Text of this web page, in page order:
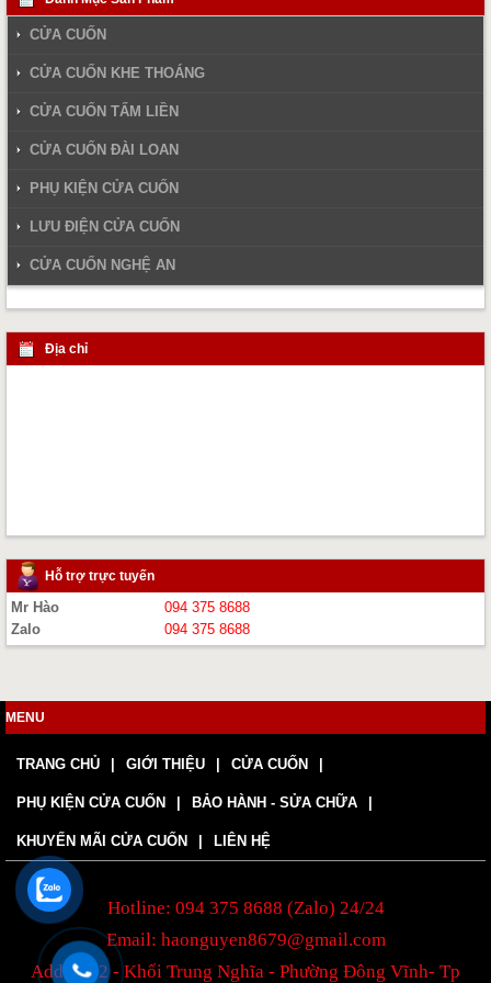
CỬA CUỐN
CỬA CUỐN KHE THOÁNG
CỬA CUỐN TẤM LIỀN
CỬA CUỐN ĐÀI LOAN
PHỤ KIỆN CỬA CUỐN
LƯU ĐIỆN CỬA CUỐN
CỬA CUỐN NGHỆ AN
Địa chỉ
Hỗ trợ trực tuyến
Mr Hào
094 375 8688
Zalo
094 375 8688
MENU
TRANG CHỦ GIỚI THIỆU CỬA CUỐN
PHỤ KIỆN CỬA CUỐN BẢO HÀNH - SỬA CHỮA
KHUYẾN MÃI CỬA CUỐN LIÊN HỆ
Hotline: 094 375 8688 (Zalo) 24/24
Email: haonguyen8679@gmail.com
Add: Tổ 2 - Khối Trung Nghĩa - Phường Đông Vĩnh- Tp